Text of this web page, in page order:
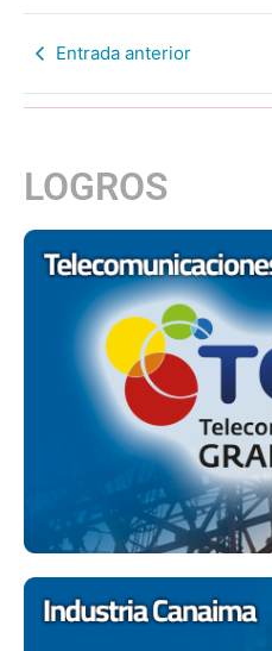
Entrada anterior
LOGROS